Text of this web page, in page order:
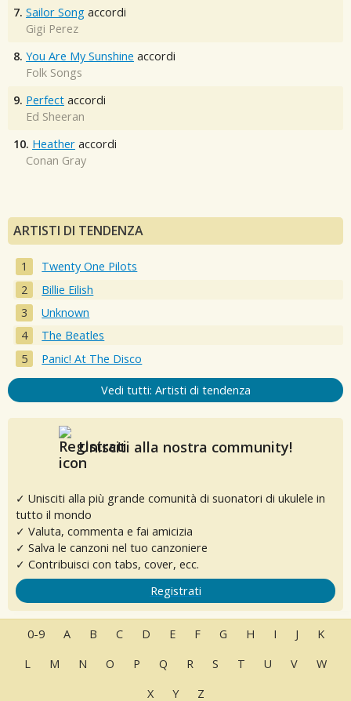
7. Sailor Song accordi
Gigi Perez
8. You Are My Sunshine accordi
Folk Songs
9. Perfect accordi
Ed Sheeran
10. Heather accordi
Conan Gray
ARTISTI DI TENDENZA
Twenty One Pilots
Billie Eilish
Unknown
The Beatles
Panic! At The Disco
Vedi tutti: Artisti di tendenza
Unisciti alla nostra community!
✓ Unisciti alla più grande comunità di suonatori di ukulele in
tutto il mondo
✓ Valuta, commenta e fai amicizia
✓ Salva le canzoni nel tuo canzoniere
✓ Contribuisci con tabs, cover, ecc.
Registrati
0-9 A B C D E F G H I J
K
L
M N O P Q R S T U V
W
X
Y Z